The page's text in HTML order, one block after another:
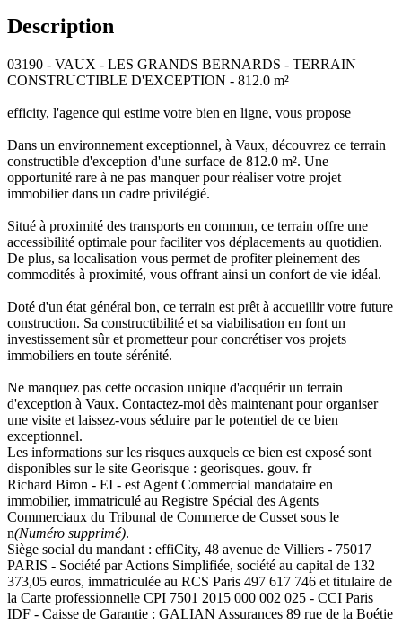
Description
03190 - VAUX - LES GRANDS BERNARDS - TERRAIN
CONSTRUCTIBLE D'EXCEPTION - 812.0 m²
efficity, l'agence qui estime votre bien en ligne, vous propose
Dans un environnement exceptionnel, à Vaux, découvrez ce terrain
constructible d'exception d'une surface de 812.0 m². Une
opportunité rare à ne pas manquer pour réaliser votre projet
immobilier dans un cadre privilégié.
Situé à proximité des transports en commun, ce terrain offre une
accessibilité optimale pour faciliter vos déplacements au quotidien.
De plus, sa localisation vous permet de profiter pleinement des
commodités à proximité, vous offrant ainsi un confort de vie idéal.
Doté d'un état général bon, ce terrain est prêt à accueillir votre future
construction. Sa constructibilité et sa viabilisation en font un
investissement sûr et prometteur pour concrétiser vos projets
immobiliers en toute sérénité.
Ne manquez pas cette occasion unique d'acquérir un terrain
d'exception à Vaux. Contactez-moi dès maintenant pour organiser
une visite et laissez-vous séduire par le potentiel de ce bien
exceptionnel.
Les informations sur les risques auxquels ce bien est exposé sont
disponibles sur le site Georisque : georisques. gouv. fr
Richard Biron - EI - est Agent Commercial mandataire en
immobilier, immatriculé au Registre Spécial des Agents
Commerciaux du Tribunal de Commerce de Cusset sous le
n(Numéro supprimé).
Siège social du mandant : effiCity, 48 avenue de Villiers - 75017
PARIS - Société par Actions Simplifiée, société au capital de 132
373,05 euros, immatriculée au RCS Paris 497 617 746 et titulaire de
la Carte professionnelle CPI 7501 2015 000 002 025 - CCI Paris
IDF - Caisse de Garantie : GALIAN Assurances 89 rue de la Boétie